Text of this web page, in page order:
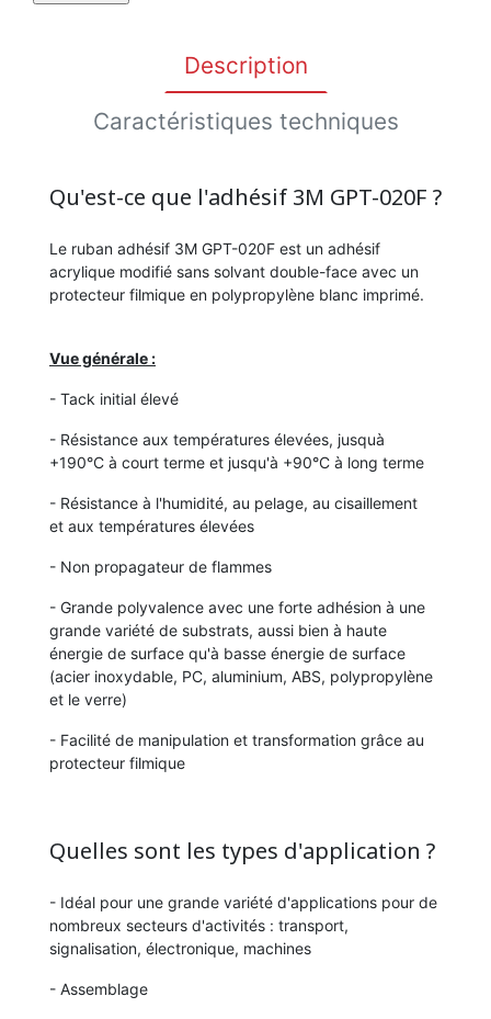
Description
Caractéristiques techniques
Qu'est-ce que l'adhésif 3M GPT-020F ?
Le ruban adhésif 3M GPT-020F est un adhésif
acrylique modifié sans solvant double-face avec un
protecteur filmique en polypropylène blanc imprimé.
Vue générale :
- Tack initial élevé
- Résistance aux températures élevées, jusquà
+190°C à court terme et jusqu'à +90°C à long terme
- Résistance à l'humidité, au pelage, au cisaillement
et aux températures élevées
- Non propagateur de flammes
- Grande polyvalence avec une forte adhésion à une
grande variété de substrats, aussi bien à haute
énergie de surface qu'à basse énergie de surface
(acier inoxydable, PC, aluminium, ABS, polypropylène
et le verre)
- Facilité de manipulation et transformation grâce au
protecteur filmique
Quelles sont les types d'application ?
- Idéal pour une grande variété d'applications pour de
nombreux secteurs d'activités : transport,
signalisation, électronique, machines
- Assemblage